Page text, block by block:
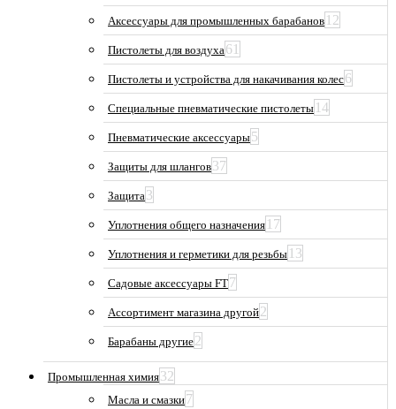
Аксессуары для промышленных барабанов 12
Пистолеты для воздуха61
Пистолеты и устройства для накачивания колес6
Специальные пневматические пистолеты 14
Пневматические аксессуары5
Защиты для шлангов37
Защита3
Уплотнения общего назначения 17
Уплотнения и герметики для резьбы 13
Садовые аксессуары FT7
Ассортимент магазина другой2
Барабаны другие2
Промышленная химия32
Масла и смазки7